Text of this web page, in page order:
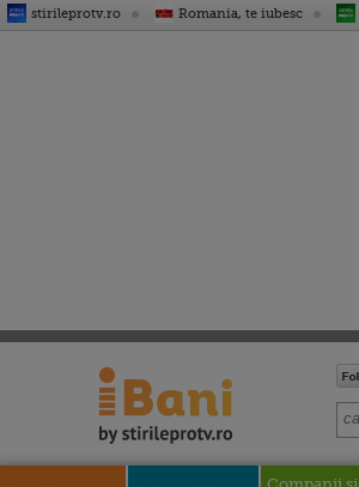
stirileprotv.ro Romania, te iubesc